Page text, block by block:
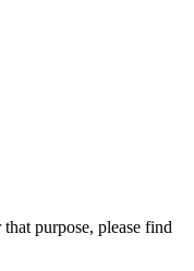
purpose, please find